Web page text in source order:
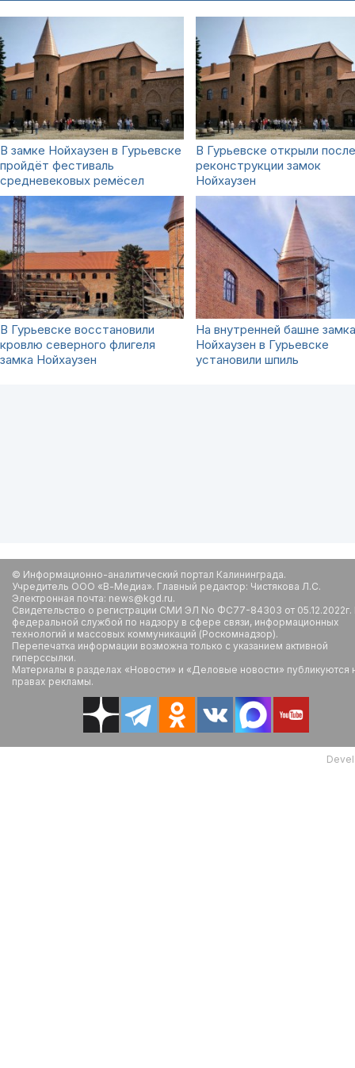
В замке Нойхаузен в Гурьевске
пройдёт фестиваль
средневековых ремёсел
В Гурьевске открыли после
реконструкции замок
Нойхаузен
В Гурьевске восстановили
кровлю северного флигеля
замка Нойхаузен
На внутренней башне замка
Нойхаузен в Гурьевске
установили шпиль
© Информационно-аналитический портал Калининграда.
Учредитель ООО «В-Медиа». Главный редактор: Чистякова Л.С.
Электронная почта: news@kgd.ru.
Свидетельство о регистрации СМИ ЭЛ No ФС77-84303 от
федеральной службой по надзору в сфере связи, информационных
технологий и массовых коммуникаций (Роскомнадзор).
Перепечатка информации возможна только с указанием активной
гиперссылки.
Материалы в разделах «Новости» и «Деловые новости» публикуются
правах рекламы.